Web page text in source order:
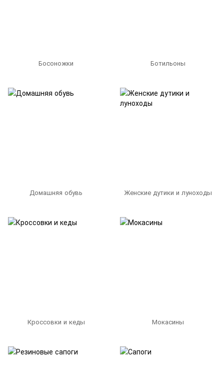
Босоножки Ботильоны
Домашняя обувь Женские дутики и луноходы
Кроссовки и кеды Мокасины